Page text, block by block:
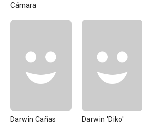
Cámara
Darwin Cañas
Darwin 'Diko'